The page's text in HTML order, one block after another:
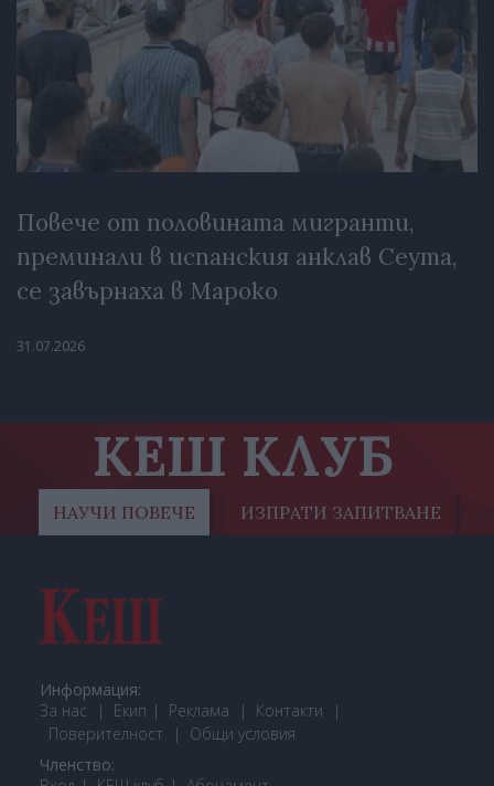
Повече от половината мигранти,
преминали в испанския анклав Сеута,
се завърнаха в Мароко
31.07.2026
КЕШ КЛУБ
НАУЧИ ПОВЕЧЕ ИЗПРАТИ ЗАПИТВАНЕ
Информация:
За нас
Екип Реклама
Контакти
Поверителност
Общи условия
Членство: